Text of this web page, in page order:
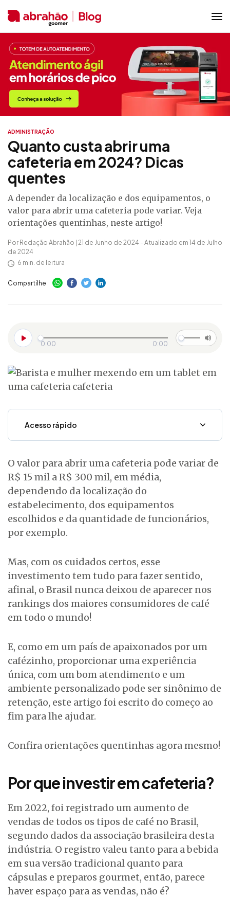
ADMINISTRAÇÃO
Quanto custa abrir uma
cafeteria em 2024? Dicas
quentes
A depender da localização e dos equipamentos, o
valor para abrir uma cafeteria pode variar. Veja
orientações quentinhas, neste artigo!
Por Redação Abrahão | 21 de Junho de 2024 - Atualizado em 14 de Julho
de 2024
6 min. de leitura
Compartilhe
0:00 0:00
Acesso rápido
O valor para abrir uma cafeteria pode variar de
R$ 15 mil a R$ 300 mil, em média,
dependendo da localização do
estabelecimento, dos equipamentos
escolhidos e da quantidade de funcionários,
por exemplo.
Mas, com os cuidados certos, esse
investimento tem tudo para fazer sentido,
afinal, o Brasil nunca deixou de aparecer nos
rankings dos maiores consumidores de café
em todo o mundo!
E, como em um país de apaixonados por um
cafézinho, proporcionar uma experiência
única, com um bom atendimento e um
ambiente personalizado pode ser sinônimo de
retenção, este artigo foi escrito do começo ao
fim para lhe ajudar.
Confira orientações quentinhas agora mesmo!
Por que investir em cafeteria?
Em 2022, foi registrado um aumento de
vendas de todos os tipos de café no Brasil,
segundo dados da associação brasileira desta
indústria. O registro valeu tanto para a bebida
em sua versão tradicional quanto para
cápsulas e preparos gourmet, então, parece
haver espaço para as vendas, não é?